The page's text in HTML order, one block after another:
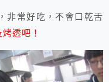
非常好吃，不會口乾舌
透吧！